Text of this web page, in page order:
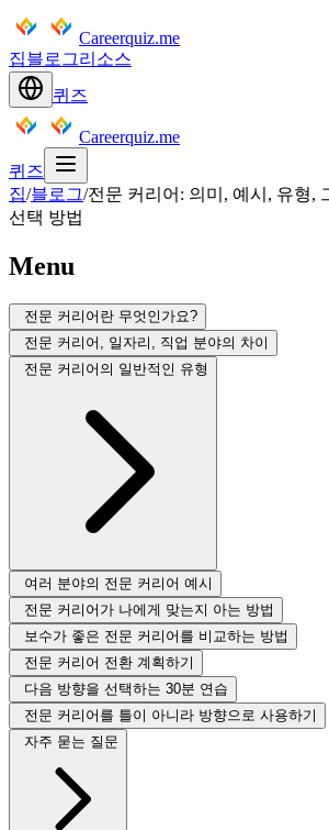
Careerquiz.me
집블로그리소스
퀴즈
Careerquiz.me
퀴즈
집/블로그/전문 커리어: 의미, 예시, 유형,
선택 방법
Menu
전문 커리어란 무엇인가요?
전문 커리어, 일자리, 직업 분야의 차이
전문 커리어의 일반적인 유형
여러 분야의 전문 커리어 예시
전문 커리어가 나에게 맞는지 아는 방법
보수가 좋은 전문 커리어를 비교하는 방법
전문 커리어 전환 계획하기
다음 방향을 선택하는 30분 연습
전문 커리어를 틀이 아니라 방향으로 사용하기
자주 묻는 질문